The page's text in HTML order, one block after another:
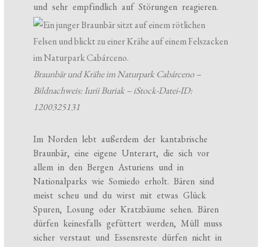
und sehr empfindlich auf Störungen reagieren.
Braunbär und Krähe im Naturpark Cabárceno –
Bildnachweis: Iurii Buriak – iStock-Datei-ID:
1200325131
Im Norden lebt außerdem der kantabrische
Braunbär, eine eigene Unterart, die sich vor
allem in den Bergen Asturiens und in
Nationalparks wie Somiedo erholt. Bären sind
meist scheu und du wirst mit etwas Glück
Spuren, Losung oder Kratzbäume sehen. Bären
dürfen keinesfalls gefüttert werden, Müll muss
sicher verstaut und Essensreste dürfen nicht in